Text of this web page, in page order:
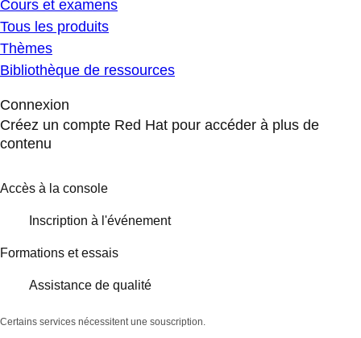
Cours et examens
Tous les produits
Thèmes
Bibliothèque de ressources
Connexion
Créez un compte Red Hat pour accéder à plus de
contenu
Accès à la console
Inscription à l'événement
Formations et essais
Assistance de qualité
Certains services nécessitent une souscription.